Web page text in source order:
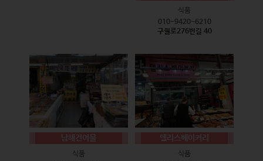
식품
010-9420-6210
구월로276번길 40
남해건어물
식품
델리스베이커리
식품